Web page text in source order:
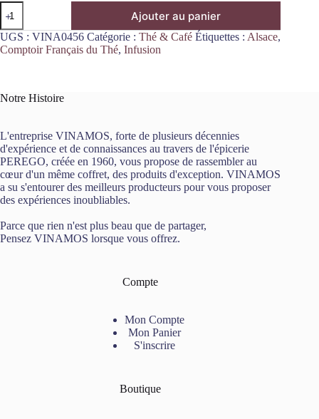
quantité
de
Coffret
de
20
(5*4
Références)
Gourmand"
Blanc
40g
Comptoir
Français
du
Ajouter au panier
UGS : VINA0456 Catégorie : Thé & Café Étiquettes : Alsace,
Comptoir Français du Thé, Infusion
Notre Histoire
L'entreprise VINAMOS, forte de plusieurs décennies
d'expérience et de connaissances au travers de l'épicerie
PEREGO, créée en 1960, vous propose de rassembler au
cœur d'un même coffret, des produits d'exception. VINAMOS
a su s'entourer des meilleurs producteurs pour vous proposer
des expériences inoubliables.
Parce que rien n'est plus beau que de partager,
Pensez VINAMOS lorsque vous offrez.
Compte
Mon Compte
Mon Panier
S'inscrire
Boutique